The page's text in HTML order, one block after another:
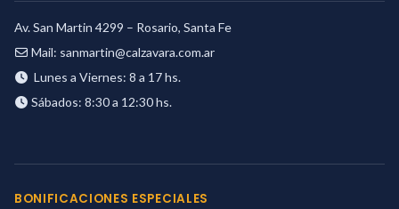
Av. San Martin 4299 – Rosario, Santa Fe
Mail: sanmartin@calzavara.com.ar
Lunes a Viernes: 8 a 17 hs.
Sábados: 8:30 a 12:30 hs.
BONIFICACIONES ESPECIALES